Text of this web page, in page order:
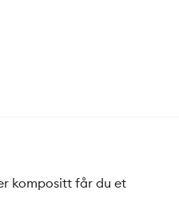
kompositt får du et